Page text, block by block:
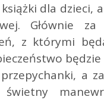
dla dzieci,
Głównie
z którymi
a